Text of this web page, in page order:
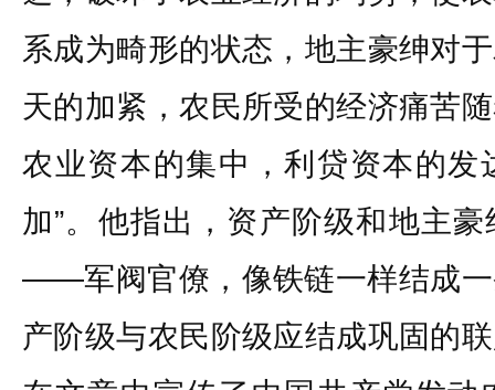
系成为畸形的状态，地主豪绅对
天的加紧，农民所受的经济痛苦
农业资本的集中，利贷资本的发
加”。他指出，资产阶级和地主
——军阀官僚，像铁链一样结成
产阶级与农民阶级应结成巩固的